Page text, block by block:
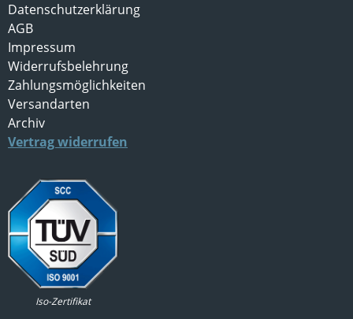
Datenschutzerklärung
AGB
Impressum
Widerrufsbelehrung
Zahlungsmöglichkeiten
Versandarten
Archiv
Vertrag widerrufen
Iso-Zertifikat